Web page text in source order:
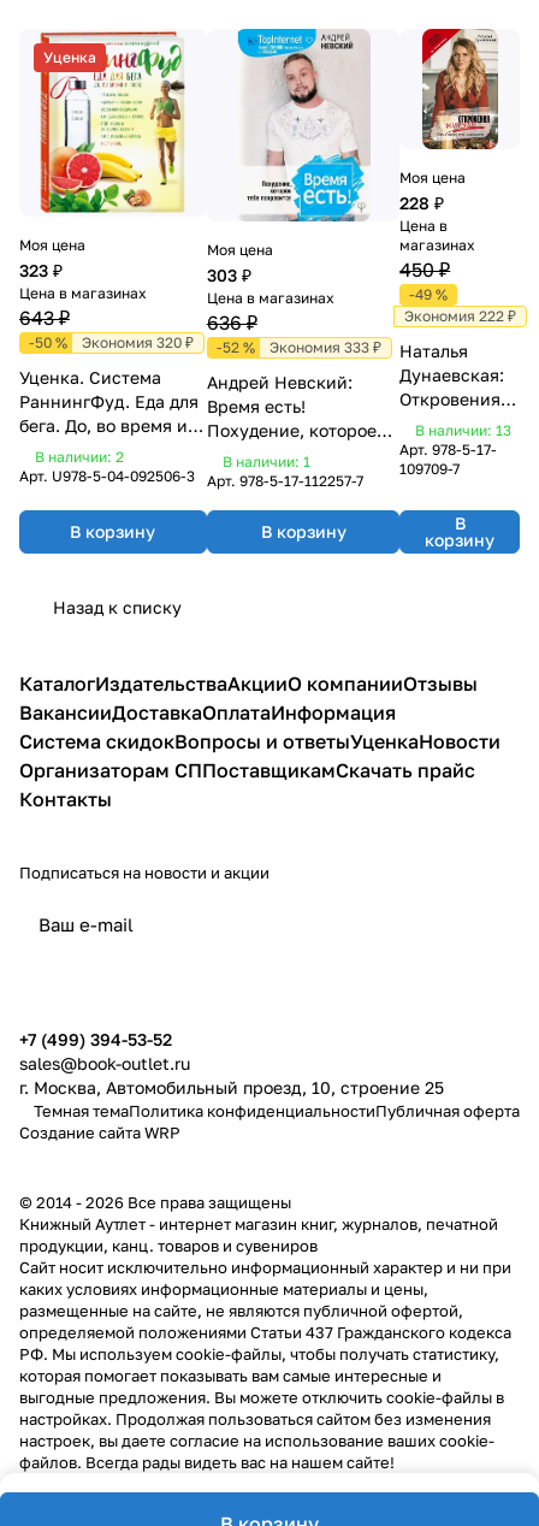
Уценка
Моя цена
323 ₽
Цена в магазинах
643 ₽
-50 % Экономия 320 ₽
Уценка. Система
РаннингФуд. Еда для
бега. До, во время и
после
В наличии: 2
Арт. U978-5-04-092506-3
В корзину
Моя цена
303 ₽
Цена в магазинах
636 ₽
-52 % Экономия 333 ₽
Андрей Невский:
Время есть!
Похудение, которое
тебе понравится
В наличии: 1
Арт. 978-5-17-112257-7
В корзину
Моя цена
228 ₽
Цена в
магазинах
450 ₽
-49 %
Экономия 222 ₽
Наталья
Дунаевская:
Откровения
жирухи
В наличии: 13
Арт.978-5-17-
109709-7
В
корзину
Назад к списку
КаталогИздательстваАкцииО компанииОтзывы
ВакансииДоставкаОплатаИнформация
Система скидокВопросы и ответыУценкаНовости
Организаторам СППоставщикамСкачать прайс
Контакты
Подписаться на новости и акции
+7 (499) 394-53-52
sales@book-outlet.ru
г. Москва, Автомобильный проезд, 10, строение 25
Темная темаПолитика конфиденциальностиПубличная оферта
Создание сайтаWRP
© 2014 - 2026 Все права защищены
Книжный Аутлет - интернет магазин книг, журналов, печатной
продукции, канц. товаров и сувениров
Cайт носит исключительно информационный характер и ни при
каких условиях информационные материалы и цены,
размещенные на сайте, не являются публичной офертой,
определяемой положениями Статьи 437 Гражданского кодекса
РФ. Мы используем cookie-файлы, чтобы получать статистику,
которая помогает показывать вам самые интересные и
выгодные предложения. Вы можете отключить cookie-файлы в
настройках. Продолжая пользоваться сайтом без изменения
настроек, вы даете согласие на использование ваших cookie-
файлов. Всегда рады видеть вас на нашем сайте!